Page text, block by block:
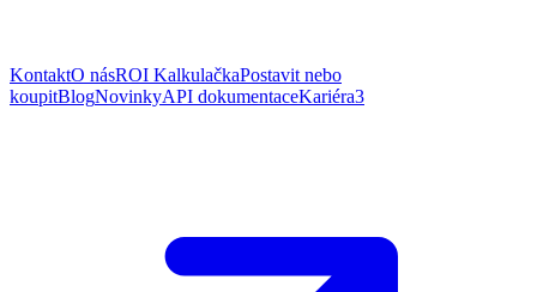
KontaktO násROI KalkulačkaPostavit nebo
koupitBlogNovinkyAPI dokumentaceKariéra3